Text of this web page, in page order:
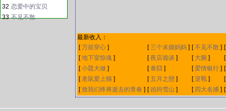
32 恋爱中的宝贝
33 不见不散
最新收入：
[万箭穿心 ] [三个未婚妈妈 ] [不见不散 ]
[地下室惊魂 ] [夜店诡谈 ] [ 大腕 ]
[小題大做 ] [泰囧 ] [爱情银行 ]
[老鼠爱上猫 ] [五月之戀 ] [逆戰 ]
[致我们终将逝去的青春 ] [ 凶间雪山 ] [ 四大名捕 ]